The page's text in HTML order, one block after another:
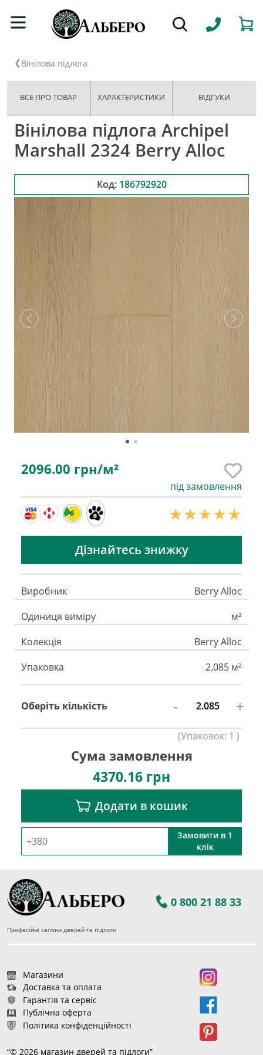
Вінілова підлога
ВСЕ ПРО ТОВАР ХАРАКТЕРИСТИКИ ВІДГУКИ
Вінілова підлога Archipel
Marshall 2324 Berry Alloc
Код: 186792920
2096.00 грн/м²
під замовлення
6
Дізнайтесь знижку
Виробник
Berry Alloc
Одиниця виміру
м²
Колекція
Berry Alloc
Упаковка
2.085 м²
Оберіть кількість - +
(Упаковок: 1 )
Сума замовлення
4370.16 грн
Додати в кошик
Замовити в 1
клік
0 800 21 88 33
Професійні салони дверей та підлоги
Магазини
Доставка та оплата
Гарантія та сервіс
Публічна оферта
Політика конфіденційності
“© 2026 магазин дверей та підлоги”